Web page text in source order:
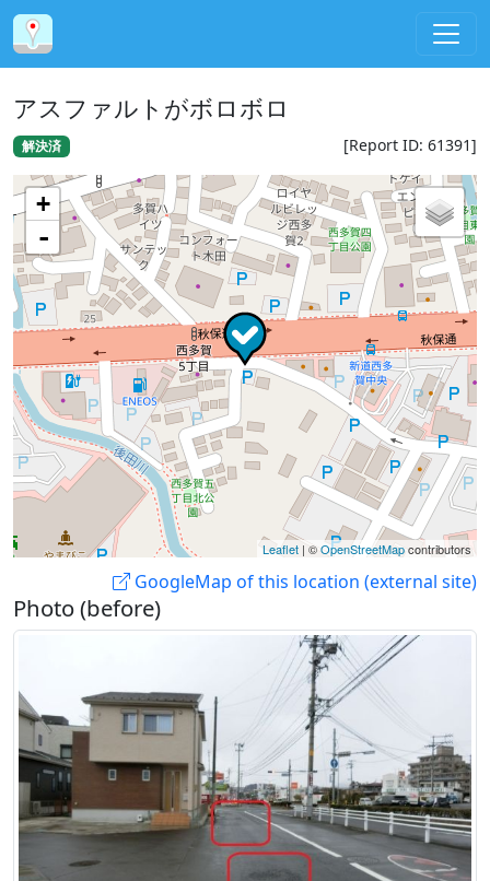
アスファルトがボロボロ
解決済 [Report ID: 61391]
+
-
Leaflet | ©OpenStreetMapcontributors
GoogleMap of this location (external site)
Photo (before)